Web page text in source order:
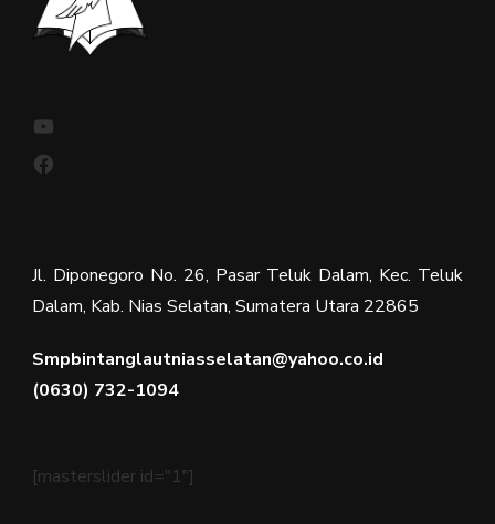
Jl. Diponegoro No. 26, Pasar Teluk Dalam, Kec. Teluk
Dalam, Kab. Nias Selatan, Sumatera Utara 22865
Smpbintanglautniasselatan@yahoo.co.id
(0630) 732-1094
[masterslider id="1"]